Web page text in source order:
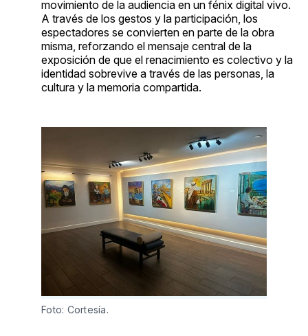
movimiento de la audiencia en un fénix digital vivo.
A través de los gestos y la participación, los
espectadores se convierten en parte de la obra
misma, reforzando el mensaje central de la
exposición de que el renacimiento es colectivo y la
identidad sobrevive a través de las personas, la
cultura y la memoria compartida.
Foto: Cortesía.